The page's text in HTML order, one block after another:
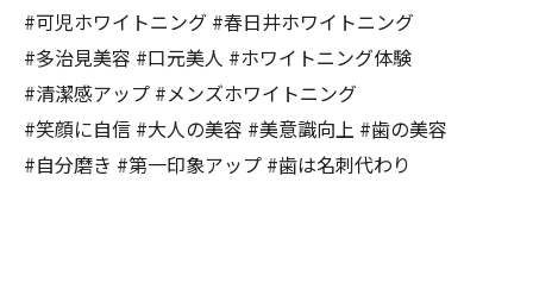
#可児ホワイトニング #春日井ホワイトニング
#多治見美容 #口元美人 #ホワイトニング体験
#清潔感アップ #メンズホワイトニング
#笑顔に自信 #大人の美容 #美意識向上 #歯の美容
#自分磨き #第一印象アップ #歯は名刺代わり